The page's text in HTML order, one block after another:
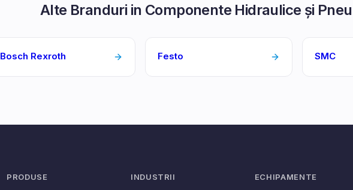
Alte Branduri in Componente Hidraulice și
Bosch Rexroth Festo SMC
PRODUSE INDUSTRII ECHIPAMENTE